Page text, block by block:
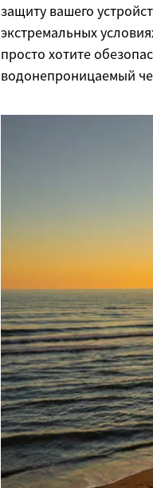
защиту вашего
экстремальных
просто хотите
водонепроницаемый